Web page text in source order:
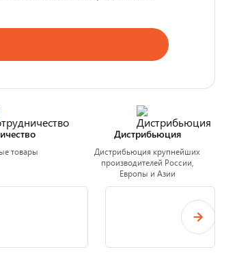
товары
Дистрибьюция
Дистрибьюция крупнейших
производителей России,
Европы и Азии